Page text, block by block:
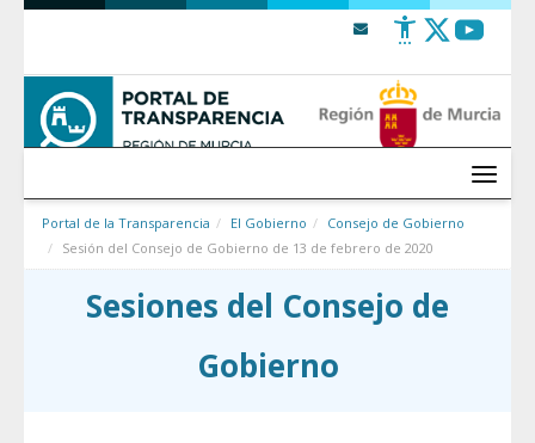
Saltar al contenido
Menú
Portal de la Transparencia El Gobierno
Consejo de Gobierno
Sesión del Consejo de Gobierno de 13 de febrero de 2020
Sesiones del Consejo de
Gobierno